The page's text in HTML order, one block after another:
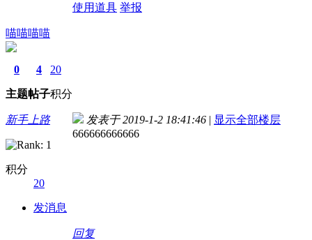
使用道具 举报
喵喵喵喵
0
主题
4
帖子
20
积分
新手上路
积分
20
发消息
发表于 2019-1-2 18:41:46 | 显示全部楼层
666666666666
回复